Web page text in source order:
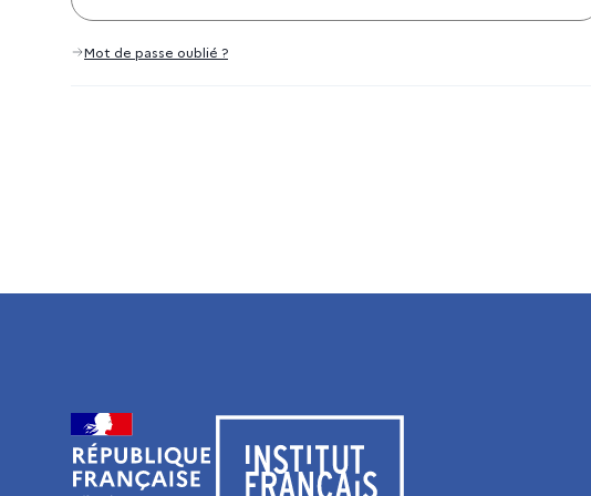
Mot de passe oublié ?
Visiter le site de l’Institut français